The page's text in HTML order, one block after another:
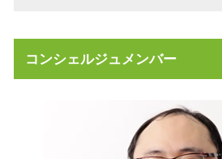
遺言書 作成
遺産分割協議 弁護士 司法書士
事業承継 株価を下げる
不動産売買契約 流れ
不動産 寄付 譲渡所得
不動産 放棄 管理責任
売買契約 説明義務違反
コンシェルジュメンバー